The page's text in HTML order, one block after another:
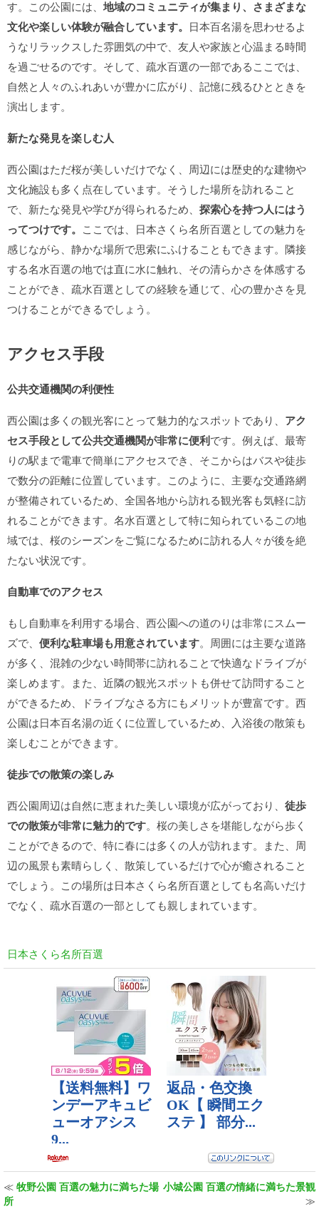
す。この公園には、 地域のコミュニティが集まり、さまざまな
文化や楽しい体験が融合しています。 日本百名湯を思わせるよ
うなリラックスした雰囲気の中で、友人や家族と心温まる時間
を過ごせるのです。そして、疏水百選の一部であるここでは、
自然と人々のふれあいが豊かに広がり、記憶に残るひとときを
演出します。
新たな発見を楽しむ人
西公園はただ桜が美しいだけでなく、周辺には歴史的な建物や
文化施設も多く点在しています。そうした場所を訪れること
で、新たな発見や学びが得られるため、 探索心を持つ人にはう
ってつけです。 ここでは、日本さくら名所百選としての魅力を
感じながら、静かな場所で思索にふけることもできます。隣接
する名水百選の地では直に水に触れ、その清らかさを体感する
ことができ、疏水百選としての経験を通じて、心の豊かさを見
つけることができるでしょう。
アクセス手段
公共交通機関の利便性
西公園は多くの観光客にとって魅力的なスポットであり、 アク
セス手段として公共交通機関が非常に便利です。例えば、最寄
りの駅まで電車で簡単にアクセスでき、そこからはバスや徒歩
で数分の距離に位置しています。このように、主要な交通路網
が整備されているため、全国各地から訪れる観光客も気軽に訪
れることができます。名水百選として特に知られているこの地
域では、桜のシーズンをご覧になるために訪れる人々が後を絶
たない状況です。
自動車でのアクセス
もし自動車を利用する場合、西公園への道のりは非常にスムー
ズで、 便利な駐車場も用意されています。周囲には主要な道路
が多く、混雑の少ない時間帯に訪れることで快適なドライブが
楽しめます。また、近隣の観光スポットも併せて訪問すること
ができるため、ドライブなさる方にもメリットが豊富です。西
公園は日本百名湯の近くに位置しているため、入浴後の散策も
楽しむことができます。
徒歩での散策の楽しみ
西公園周辺は自然に恵まれた美しい環境が広がっており、 徒歩
での散策が非常に魅力的です。桜の美しさを堪能しながら歩く
ことができるので、特に春には多くの人が訪れます。また、周
辺の風景も素晴らしく、散策しているだけで心が癒されること
でしょう。この場所は日本さくら名所百選としても名高いだけ
でなく、疏水百選の一部としても親しまれています。
日本さくら名所百選
≪ 牧野公園 百選の魅力に満ちた場
所
小城公園 百選の情緒に満ちた景観
≫